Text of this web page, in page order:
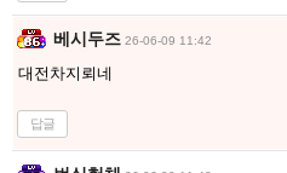
베시두즈 26-06-09 11:42
대전차지뢰네
답글